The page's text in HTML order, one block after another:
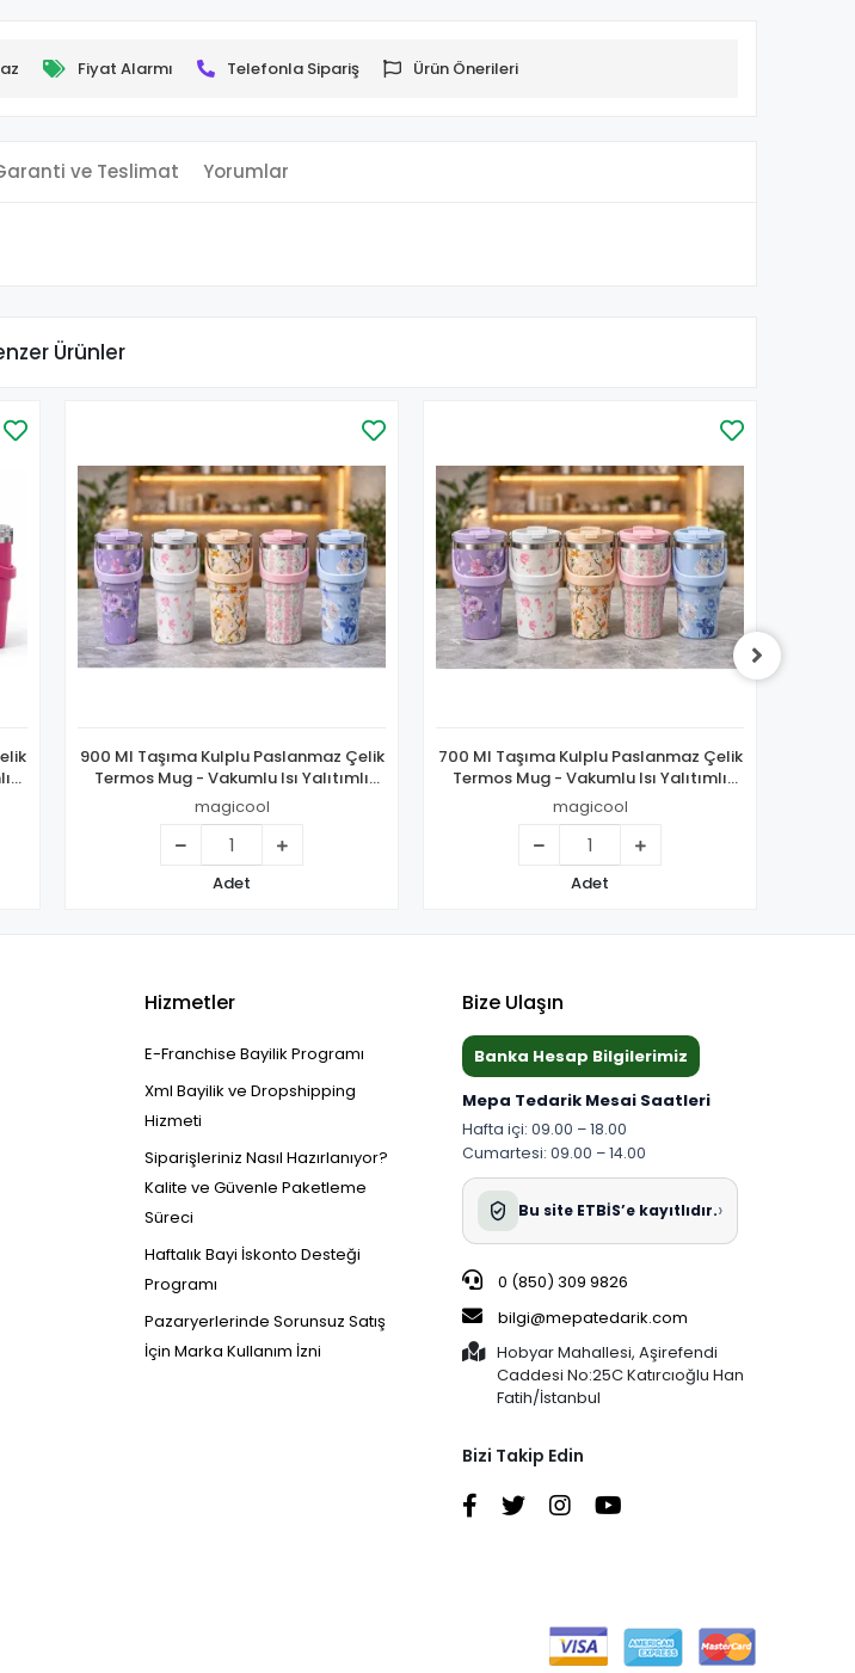
Fiyat Alarmı Telefonla Sipariş Ürün Önerileri
ve Teslimat Yorumlar
Ürünler
900 Ml Taşıma Kulplu Paslanmaz Çelik
Termos Mug - Vakumlu Isı Yalıtımlı
Bardak Alk4630
magicool
Adet
700 Ml Taşıma Kulplu Paslanmaz Çelik
Termos Mug - Vakumlu Isı Yalıtımlı
Bardak Alk4629
magicool
Adet
Hizmetler
E-Franchise Bayilik Programı
Xml Bayilik ve Dropshipping
Hizmeti
Siparişleriniz Nasıl Hazırlanıyor?
Kalite ve Güvenle Paketleme
Süreci
Haftalık Bayi İskonto Desteği
Programı
Pazaryerlerinde Sorunsuz Satış
İçin Marka Kullanım İzni
Bize Ulaşın
Banka Hesap Bilgilerimiz
Mepa Tedarik Mesai Saatleri
Hafta içi: 09.00 – 18.00
Cumartesi: 09.00 – 14.00
Bu site ETBİS’e kayıtlıdır.›
0 (850) 309 9826
bilgi@mepatedarik.com
Hobyar Mahallesi, Aşirefendi
Caddesi No:25C Katırcıoğlu Han
Fatih/İstanbul
Bizi Takip Edin